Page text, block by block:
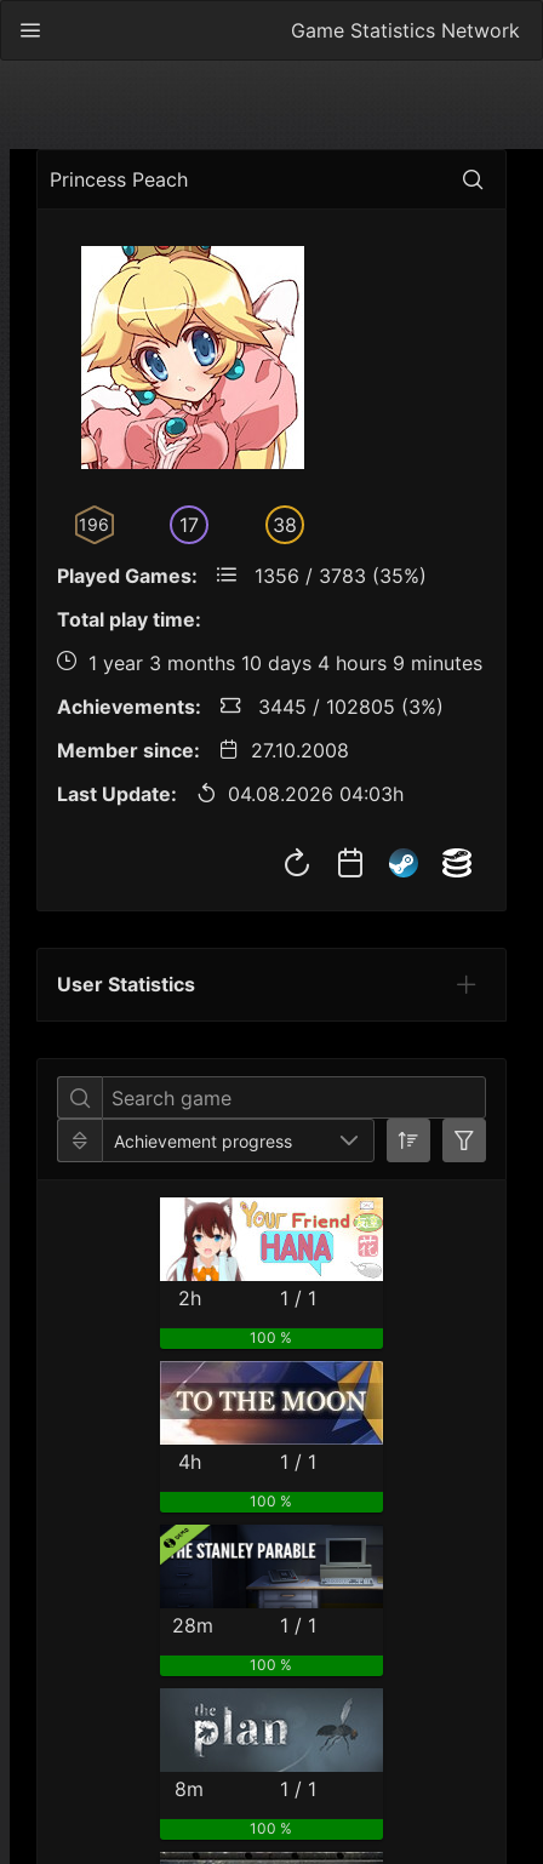
Game Statistics Network
Princess Peach
196 17 38
Played Games:
1356 / 3783 (35%)
Total play time:
1 year 3 months 10 days 4 hours 9 minutes
Achievements:
3445 / 102805 (3%)
Member since:
27.10.2008
Last Update:
04.08.2026 04:03h
User Statistics
Per Year Last Year Last Month Per
Achievement progress
2h 1 / 1
100 %
4h 1 / 1
100 %
28m 1 / 1
100 %
8m 1 / 1
100 %